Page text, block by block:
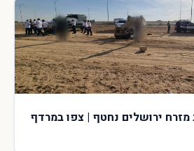
ירושלים נחטף | צפו במרדף